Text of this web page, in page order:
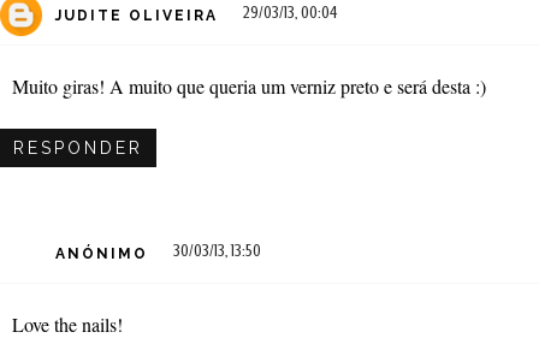
JUDITE OLIVEIRA 29/03/13, 00:04
Muito giras! A muito que queria um verniz preto e será desta :)
RESPONDER
ANÓNIMO 30/03/13, 13:50
Love the nails!